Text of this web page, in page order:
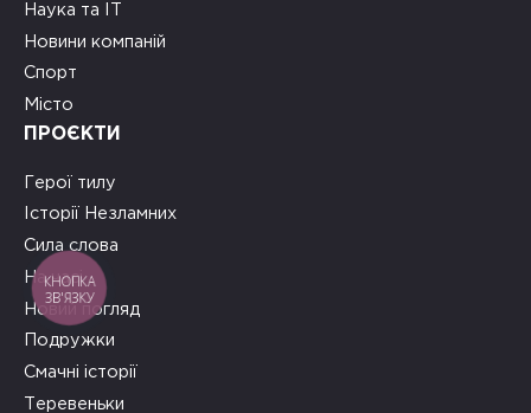
Наука та ІТ
Новини компаній
Спорт
Місто
ПРОЄКТИ
Герої тилу
Історії Незламних
Сила слова
На часі
Новий погляд
Подружки
Смачні історії
Теревеньки
КНОПКА
ЗВ'ЯЗКУ